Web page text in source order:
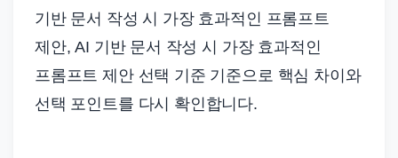
기반 문서 작성 시 가장 효과적인 프롬프트
제안, AI 기반 문서 작성 시 가장 효과적인
프롬프트 제안 선택 기준 기준으로 핵심 차이와
선택 포인트를 다시 확인합니다.